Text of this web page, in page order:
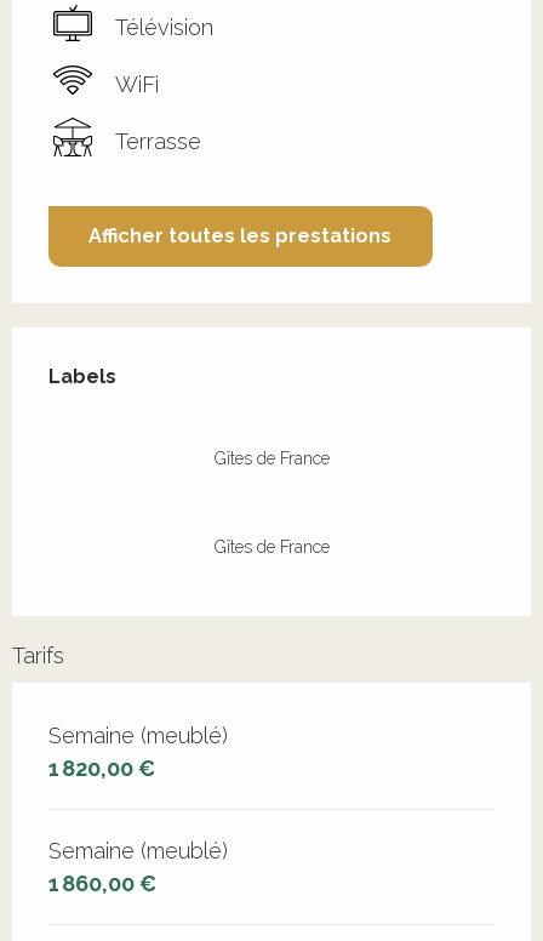
Télévision
WiFi
Terrasse
Afficher toutes les prestations
Labels
Labels
Gîtes de France
Gîtes de France
Tarifs
Tarifs 2026
Semaine (meublé)
1 820,00 €
Semaine (meublé)
1 860,00 €